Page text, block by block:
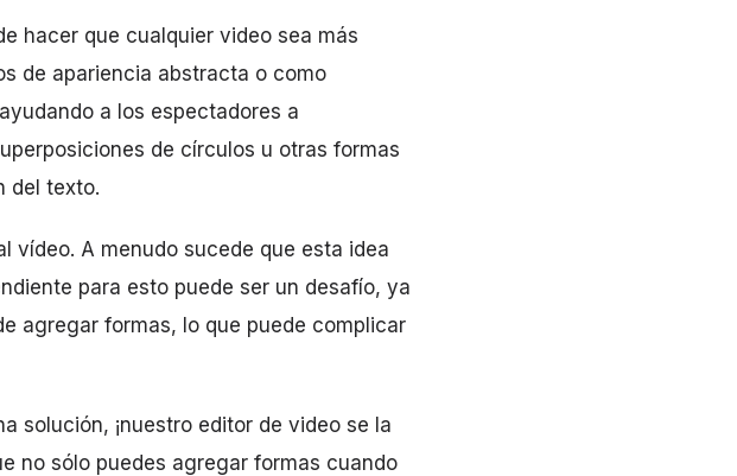
hacer que cualquier video sea más
de apariencia abstracta o como
a los espectadores a
de círculos u otras formas
del texto.
vídeo. A menudo sucede que esta idea
para esto puede ser un desafío, ya
agregar formas, lo que puede complicar
solución, ¡nuestro editor de video se la
no sólo puedes agregar formas cuando